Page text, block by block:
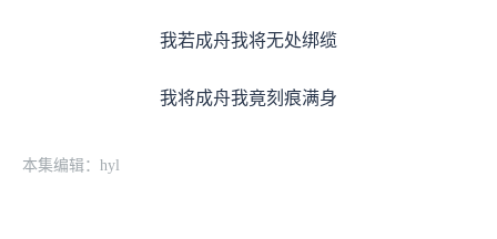
我若成舟我将无处绑缆
我将成舟我竟刻痕满身
本集编辑：hyl